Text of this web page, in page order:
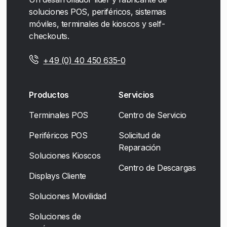
soluciones POS, periféricos, sistemas
móviles, terminales de kioscos y self-
checkouts.
+49 (0) 40 450 635-0
Productos
Terminales POS
Periféricos POS
Soluciones Kioscos
Displays Cliente
Soluciones Movilidad
Soluciones de
Servicios
Centro de Servicio
Solicitud de
Reparación
Centro de Descargas